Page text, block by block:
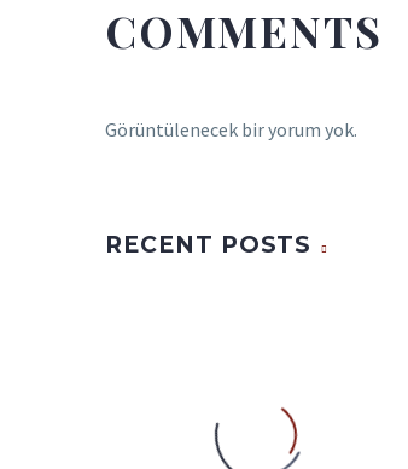
COMMENTS
Görüntülenecek bir yorum yok.
RECENT POSTS